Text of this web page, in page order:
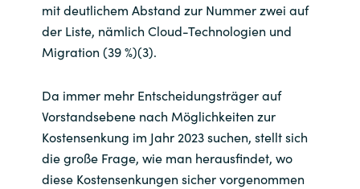
Spain
Sri Lanka
Sweden
Switzerland
Ukraine
mit deutlichem Abstand zur Nummer zwei auf
der Liste, nämlich Cloud-Technologien und
Migration (39 %)(3).
Da immer mehr Entscheidungsträger auf
Vorstandsebene nach Möglichkeiten zur
Kostensenkung im Jahr 2023 suchen, stellt sich
die große Frage, wie man herausfindet, wo
diese Kostensenkungen sicher vorgenommen